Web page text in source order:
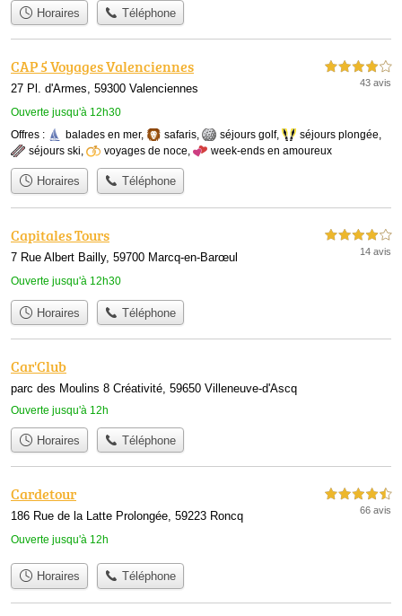
Horaires Téléphone
CAP 5 Voyages Valenciennes
27 Pl. d'Armes, 59300 Valenciennes
Ouverte jusqu'à 12h30
4,0 étoiles sur 5
43 avis
Offres : balades en mer, safaris, séjours golf, séjours plongée,
séjours ski, voyages de noce, week-ends en amoureux
Horaires Téléphone
Capitales Tours
7 Rue Albert Bailly, 59700 Marcq-en-Barœul
Ouverte jusqu'à 12h30
4,0 étoiles sur 5
14 avis
Horaires Téléphone
Car'Club
parc des Moulins 8 Créativité, 59650 Villeneuve-d'Ascq
Ouverte jusqu'à 12h
Horaires Téléphone
Cardetour
186 Rue de la Latte Prolongée, 59223 Roncq
Ouverte jusqu'à 12h
4,5 étoiles sur 5
66 avis
Horaires Téléphone